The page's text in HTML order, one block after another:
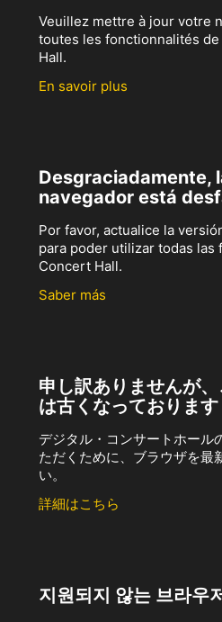
Veuillez mettre à jour votre
toutes les fonctionnalités
Hall.
En savoir plus
Desgraciadamente,
navegador está
Por favor, actualice la
para poder utilizar todas las
Concert Hall.
Saber más
申し訳ありませんが
は古くなっております
デジタル・コンサートホール
ただくために、ブラウザを最
い。
詳細はこちら
지원되지 않는 브라우